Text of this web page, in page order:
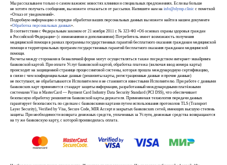
Мы рассказываем только о самом важном: новостях клиники и специальных предложениях. Если вы больше
не хотите получать сообщения, вы можете отказаться от рассылки. Напишите нам на info@olymp.clinic с пометкой
«Отказ от уведомлений».
Подробную информацию о порядке обработки ваших персональных данных вы можете найти в нашем документе
«Обработка персональных данных».
В соответствии с Федеральным законом от 21 ноября 2011 г. № 323-ФЗ «Об основах охраны здоровья граждан
в Российской Федерации» (с изменениями и дополнениями) Потребитель имеет возможность получения
медицинской помощи в рамках программы государственных гарантий бесплатного оказания гражданам медицинской
помощи и территориальных программ государственных гарантий бесплатного оказания гражданам медицинской
помощи.
Расчеты между сторонами в безналичной форме могут осуществляться также посредством интернет-эквайринга
банковской картой. При оплате Услуг банковской картой, обработка платежа (включая ввод номера карты)
происходит на защищенной странице процессинговой системы, которая прошла международную сертификацию,
в связи с чем конфиденциальные данные (реквизиты карты, регистрационные данные и прочие данные)
не поступают, не обрабатываются Исполнителем и не становятся известными Исполнителю. При работе с данными
банковских карт применяется стандарт защиты информации, разработанный международными платёжными
системами Visa и MasterCard — Payment Card Industry Data Security Standard (PCI DSS), что обеспечивает
безопасную обработку реквизитов банковской карты держателя. Применяемая технология передачи данных
гарантирует безопасность по сделкам с банковскими картами путем использования протоколов TLS (Transport
Layer Security), Verified by Visa, Secure Code, MIR Accept и закрытых банковских сетей, имеющих высшую степень
защиты. При необходимости возврата денежных средств, уплаченных за Услуги, денежные средства возвращаются
на ту же банковскую карту, с которой производилась оплата.